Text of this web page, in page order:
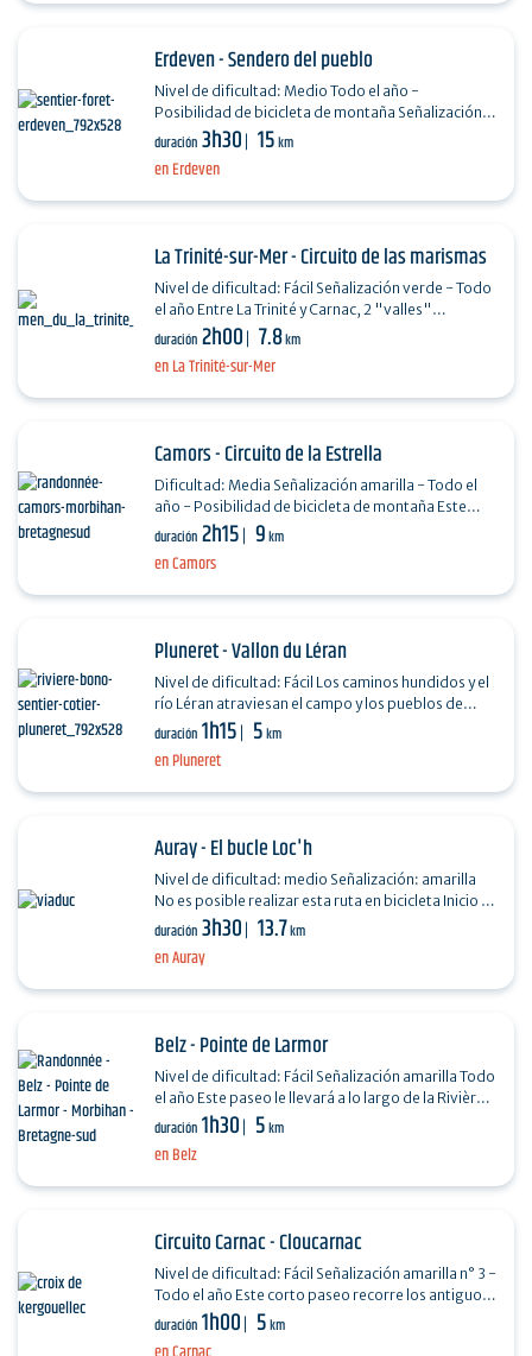
en Erdeven
Erdeven - Sendero del pueblo
Nivel de dificultad: Medio Todo el año -
Posibilidad de bicicleta de montaña Señalización
amarilla El paisaje al oeste de Erdeven posee un
duración 3h30 15km
en La Trinité-sur-Mer
La Trinité-sur-Mer - Circuito de las marismas
Nivel de dificultad: Fácil Señalización verde - Todo
el año Entre La Trinité y Carnac, 2 "valles"
paralelos han sido utilizados con fines diversos…
duración 2h00 7.8km
en Camors
Camors - Circuito de la Estrella
Dificultad: Media Señalización amarilla - Todo el
año - Posibilidad de bicicleta de montaña Este
paseo recorre el bosque nacional de Camors, el…
duración 2h15 9km
en Pluneret
Pluneret - Vallon du Léran
Nivel de dificultad: Fácil Los caminos hundidos y el
río Léran atraviesan el campo y los pueblos de
Mériadec. Saint Mériadec era muy popular en…
duración 1h15 5km
en Auray
Auray - El bucle Loc'h
Nivel de dificultad: medio Señalización: amarilla
No es posible realizar esta ruta en bicicleta Inicio :
duración 3h30 13.7km
en Belz
Belz - Pointe de Larmor
Nivel de dificultad: Fácil Señalización amarilla Todo
el año Este paseo le llevará a lo largo de la Rivière
d'Etel, un pintoresco golfo marino. A…
duración 1h30 5km
Circuito Carnac - Cloucarnac
Nivel de dificultad: Fácil Señalización amarilla n° 3 -
Todo el año Este corto paseo recorre los antiguos
pueblos del municipio y su patrimonio…
duración 1h00 5km